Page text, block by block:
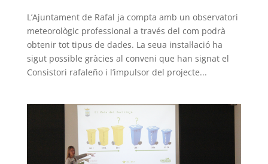
L’Ajuntament de Rafal ja compta amb un observatori
meteorològic professional a través del com podrà
obtenir tot tipus de dades. La seua instal·lació ha
sigut possible gràcies al conveni que han signat el
Consistori rafaleño i l’impulsor del projecte...